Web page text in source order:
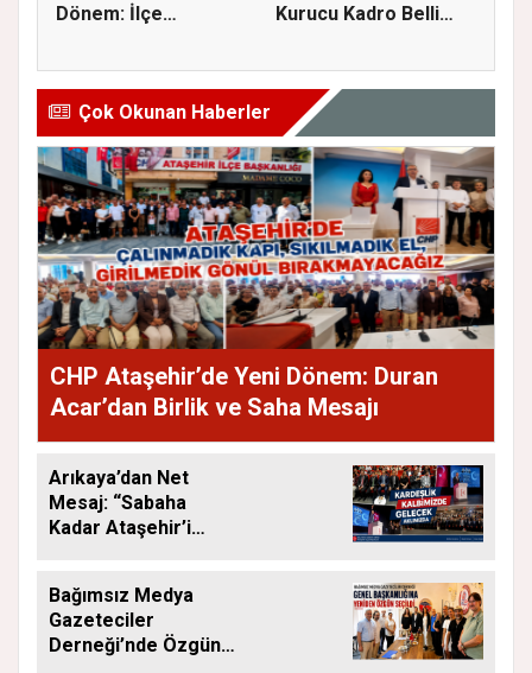
Dönem: İlçe
Kurucu Kadro Belli
Çok Okunan Haberler
CHP Ataşehir’de Yeni Dönem: Duran
Acar’dan Birlik ve Saha Mesajı
Arıkaya’dan Net
Mesaj: “Sabaha
Kadar Ataşehir’i
Bağımsız Medya
Gazeteciler
Derneği’nde Özgün